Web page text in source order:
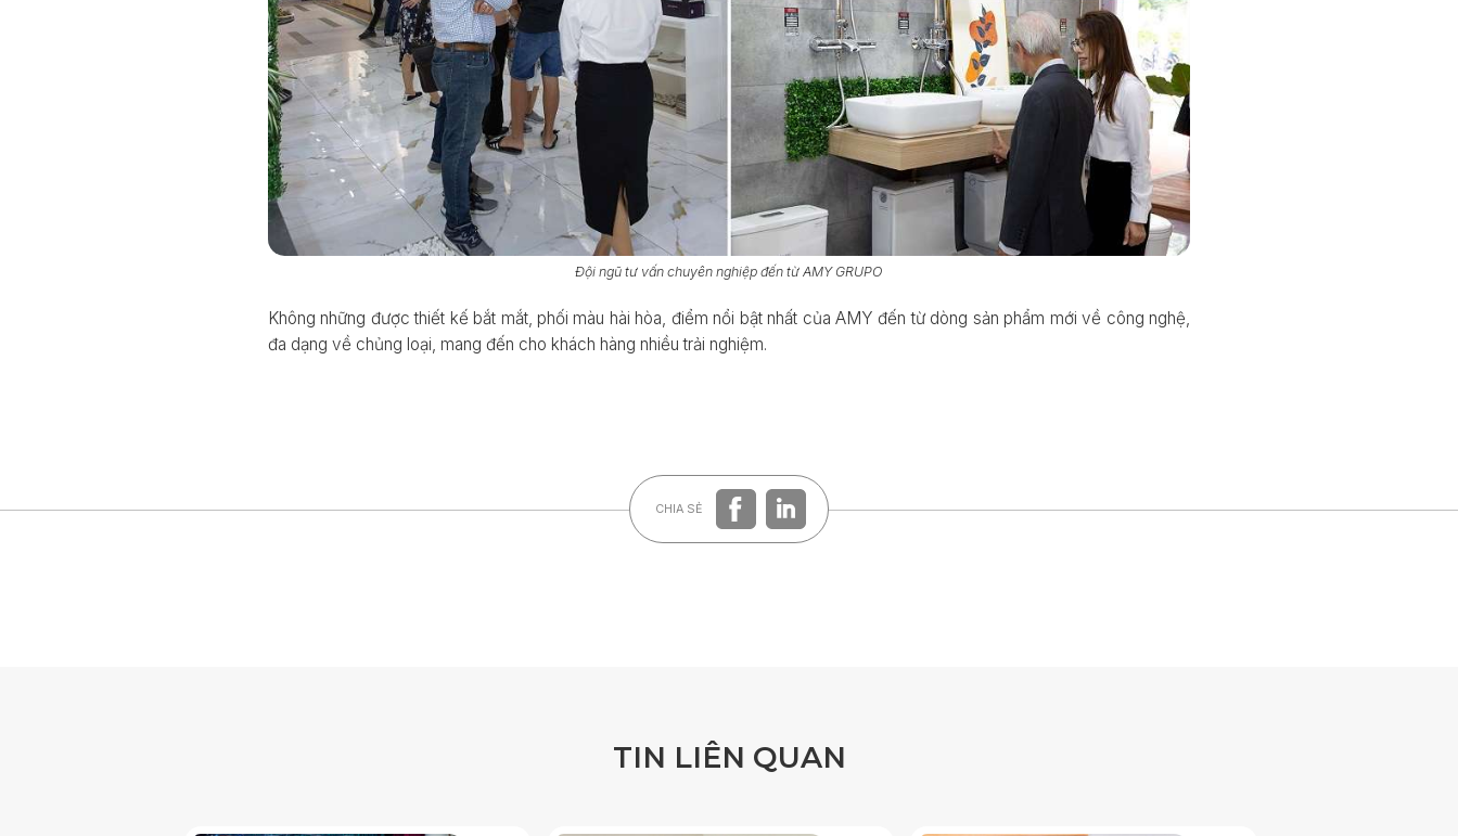
Đội ngũ tư vấn chuyên nghiệp đến từ AMY GRUPO
Không những được thiết kế bắt mắt, phối màu hài hòa, điểm nổi bật nhất của AMY đến từ dòng sản phẩm mới về công nghệ,
đa dạng về chủng loại, mang đến cho khách hàng nhiều trải nghiệm.
CHIA SẺ
TIN LIÊN QUAN